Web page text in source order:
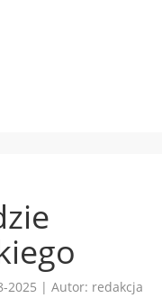
2025 | Autor: redakcja